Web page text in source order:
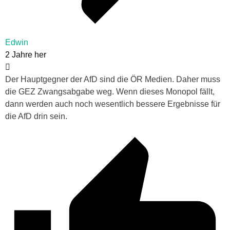
Edwin
2 Jahre her
Der Hauptgegner der AfD sind die ÖR Medien. Daher muss
die GEZ Zwangsabgabe weg. Wenn dieses Monopol fällt,
dann werden auch noch wesentlich bessere Ergebnisse für
die AfD drin sein.